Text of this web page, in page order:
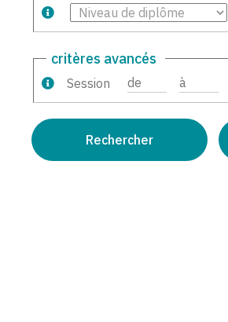
critères avancés
Session